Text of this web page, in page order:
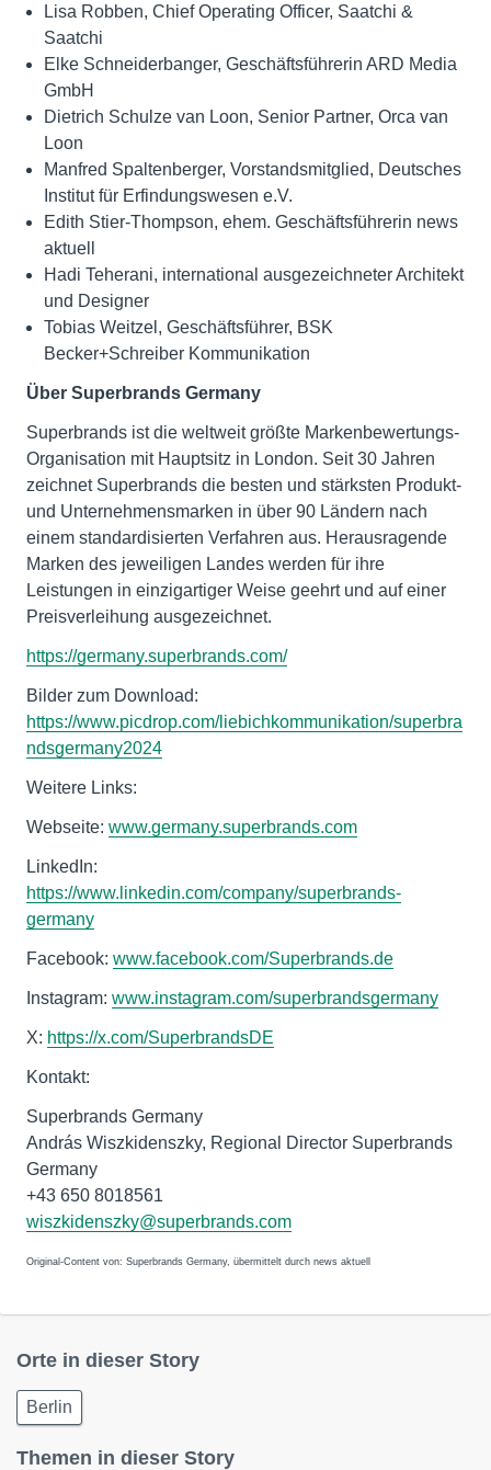
Lisa Robben, Chief Operating Officer, Saatchi &
Saatchi
Elke Schneiderbanger, Geschäftsführerin ARD Media
GmbH
Dietrich Schulze van Loon, Senior Partner, Orca van
Loon
Manfred Spaltenberger, Vorstandsmitglied, Deutsches
Institut für Erfindungswesen e.V.
Edith Stier-Thompson, ehem. Geschäftsführerin news
aktuell
Hadi Teherani, international ausgezeichneter Architekt
und Designer
Tobias Weitzel, Geschäftsführer, BSK
Becker+Schreiber Kommunikation
Über Superbrands Germany
Superbrands ist die weltweit größte Markenbewertungs-
Organisation mit Hauptsitz in London. Seit 30 Jahren
zeichnet Superbrands die besten und stärksten Produkt-
und Unternehmensmarken in über 90 Ländern nach
einem standardisierten Verfahren aus. Herausragende
Marken des jeweiligen Landes werden für ihre
Leistungen in einzigartiger Weise geehrt und auf einer
Preisverleihung ausgezeichnet.
https://germany.superbrands.com/
Bilder zum Download:
https://www.picdrop.com/liebichkommunikation/superbra
ndsgermany2024
Weitere Links:
Webseite: www.germany.superbrands.com
LinkedIn:
https://www.linkedin.com/company/superbrands-
germany
Facebook: www.facebook.com/Superbrands.de
Instagram: www.instagram.com/superbrandsgermany
X: https://x.com/SuperbrandsDE
Kontakt:
Superbrands Germany
András Wiszkidenszky, Regional Director Superbrands
Germany
+43 650 8018561
wiszkidenszky@superbrands.com
Original-Content von: Superbrands Germany, übermittelt durch news aktuell
Orte in dieser Story
Berlin
Themen in dieser Story